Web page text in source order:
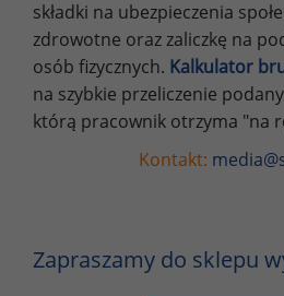
składki na ubezpieczenia
zdrowotne oraz zaliczkę na
osób fizycznych. Kalkulator
na szybkie przeliczenie
którą pracownik otrzyma "na
Kontakt:
Zapraszamy do sklepu